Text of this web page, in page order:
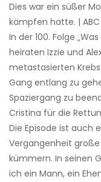
Dies war ein süßer
kämpfen hatte. | ABC
In der 100. Folge
heiraten Izzie und
metastasierten
Gang entlang zu
Spaziergang zu
Cristina für die
Die Episode ist auch
Vergangenheit
kümmern. In seinen
ich ein Mann, ein